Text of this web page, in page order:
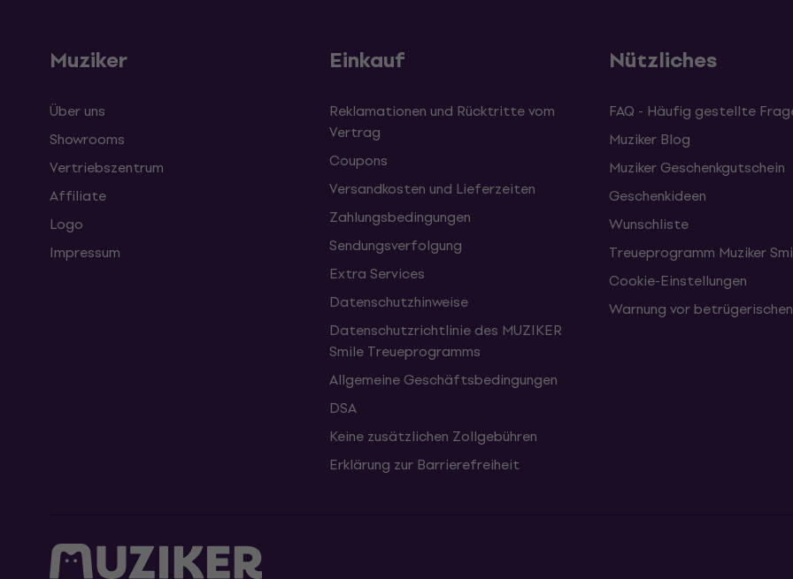
Muziker
Über uns
Showrooms
Vertriebszentrum
Affiliate
Logo
Impressum
Einkauf
Reklamationen und Rücktritte vom
Vertrag
Coupons
Versandkosten und Lieferzeiten
Zahlungsbedingungen
Sendungsverfolgung
Extra Services
Datenschutzhinweise
Datenschutzrichtlinie des MUZIKER
Smile Treueprogramms
Allgemeine Geschäftsbedingungen
DSA
Keine zusätzlichen Zollgebühren
Erklärung zur Barrierefreiheit
Nützliches
FAQ - Häufig gestellte
Muziker Blog
Muziker Geschenkgutschein
Geschenkideen
Wunschliste
Treueprogramm Muziker
Cookie-Einstellungen
Warnung vor